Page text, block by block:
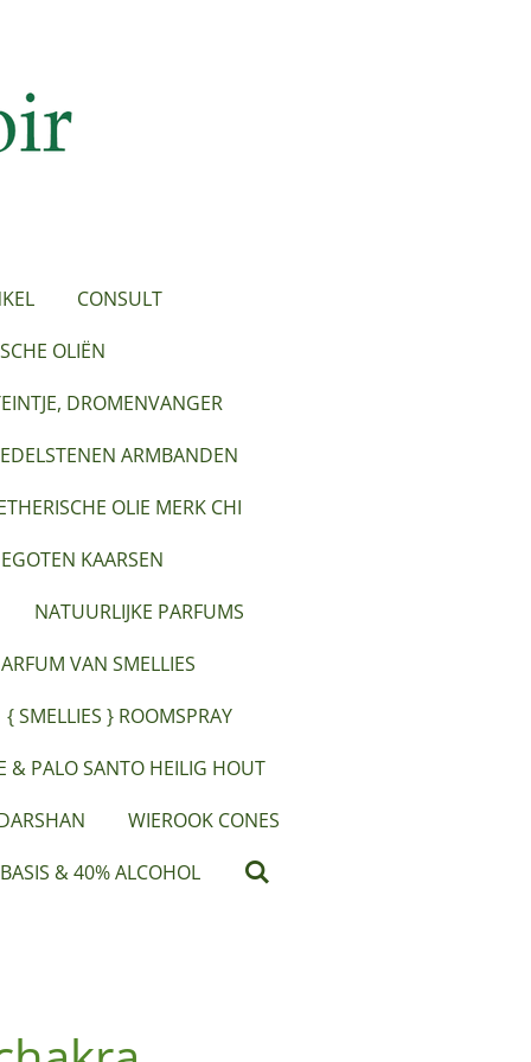
CONSULT
OLIËN
DROMENVANGER
EDELSTENEN ARMBANDEN
OLIE MERK CHI
KAARSEN
NATUURLIJKE PARFUMS
VAN SMELLIES
{ SMELLIES } ROOMSPRAY
& PALO SANTO HEILIG HOUT
WIEROOK CONES
& 40% ALCOHOL